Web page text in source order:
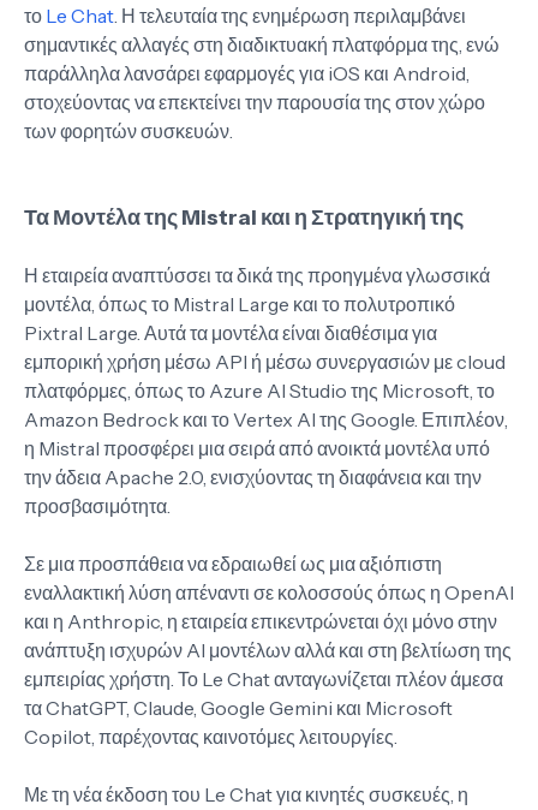
το Le Chat. Η τελευταία της ενημέρωση περιλαμβάνει
σημαντικές αλλαγές στη διαδικτυακή πλατφόρμα της, ενώ
παράλληλα λανσάρει εφαρμογές για iOS και Android,
στοχεύοντας να επεκτείνει την παρουσία της στον χώρο
των φορητών συσκευών.
Τα Μοντέλα της Mistral και η Στρατηγική της
Η εταιρεία αναπτύσσει τα δικά της προηγμένα γλωσσικά
μοντέλα, όπως το Mistral Large και το πολυτροπικό
Pixtral Large. Αυτά τα μοντέλα είναι διαθέσιμα για
εμπορική χρήση μέσω API ή μέσω συνεργασιών με cloud
πλατφόρμες, όπως το Azure AI Studio της Microsoft, το
Amazon Bedrock και το Vertex AI της Google. Επιπλέον,
η Mistral προσφέρει μια σειρά από ανοικτά μοντέλα υπό
την άδεια Apache 2.0, ενισχύοντας τη διαφάνεια και την
προσβασιμότητα.
Σε μια προσπάθεια να εδραιωθεί ως μια αξιόπιστη
εναλλακτική λύση απέναντι σε κολοσσούς όπως η OpenAI
και η Anthropic, η εταιρεία επικεντρώνεται όχι μόνο στην
ανάπτυξη ισχυρών AI μοντέλων αλλά και στη βελτίωση της
εμπειρίας χρήστη. Το Le Chat ανταγωνίζεται πλέον άμεσα
τα ChatGPT, Claude, Google Gemini και Microsoft
Copilot, παρέχοντας καινοτόμες λειτουργίες.
Με τη νέα έκδοση του Le Chat για κινητές συσκευές, η